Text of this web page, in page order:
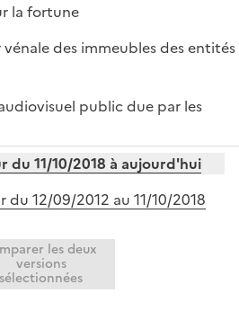
la fortune
vénale des immeubles des entités
public due par les
du 11/10/2018 à aujourd'hui
du 12/09/2012 au 11/10/2018
les deux
versions
sélectionnées